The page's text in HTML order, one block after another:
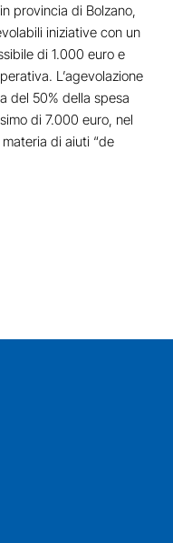
provincia di Bolzano,
iniziative con un
di 1.000 euro e
L’agevolazione
del 50% della spesa
di 7.000 euro, nel
di aiuti “de